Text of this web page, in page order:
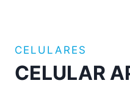
CELULARES
CELULAR